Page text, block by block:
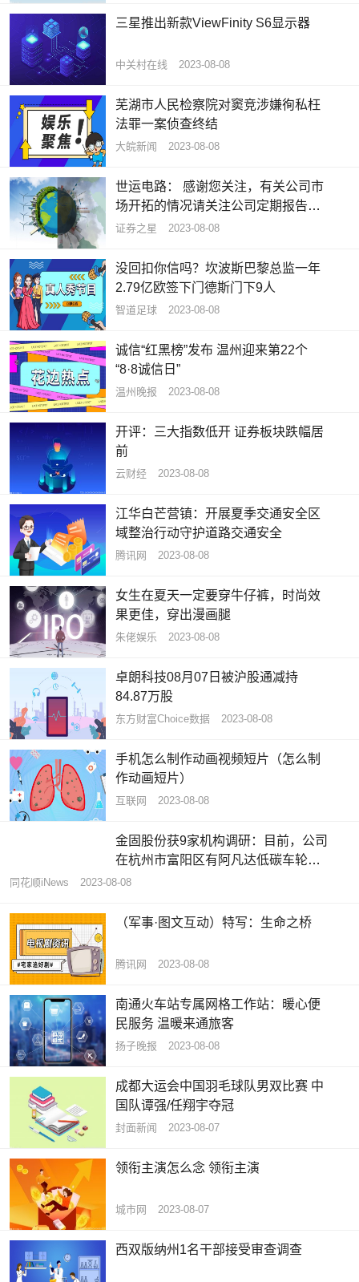
三星推出新款ViewFinity S6显示器
中关村在线 2023-08-08
芜湖市人民检察院对窦竞涉嫌徇私枉
法罪一案侦查终结
大皖新闻 2023-08-08
世运电路： 感谢您关注，有关公司市
场开拓的情况请关注公司定期报告的
披露
证券之星 2023-08-08
没回扣你信吗？坎波斯巴黎总监一年
2.79亿欧签下门德斯门下9人
智道足球 2023-08-08
诚信“红黑榜”发布 温州迎来第22个
“8·8诚信日”
温州晚报 2023-08-08
开评：三大指数低开 证券板块跌幅居
前
云财经 2023-08-08
江华白芒营镇：开展夏季交通安全区
域整治行动守护道路交通安全
腾讯网 2023-08-08
女生在夏天一定要穿牛仔裤，时尚效
果更佳，穿出漫画腿
朱佬娱乐 2023-08-08
卓朗科技08月07日被沪股通减持
84.87万股
东方财富Choice数据 2023-08-08
手机怎么制作动画视频短片（怎么制
作动画短片）
互联网 2023-08-08
金固股份获9家机构调研：目前，公司
在杭州市富阳区有阿凡达低碳车轮生
产线2条，产能200万只，都已经正常
同花顺iNews 2023-08-08
（军事·图文互动）特写：生命之桥
腾讯网 2023-08-08
南通火车站专属网格工作站：暖心便
民服务 温暖来通旅客
扬子晚报 2023-08-08
成都大运会中国羽毛球队男双比赛 中
国队谭强/任翔宇夺冠
封面新闻 2023-08-07
领衔主演怎么念 领衔主演
城市网 2023-08-07
西双版纳州1名干部接受审查调查